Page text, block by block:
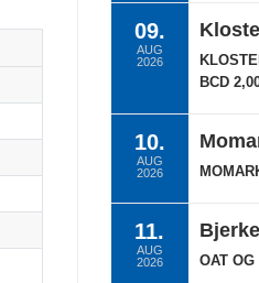
09.
AUG
2026
BCD
10.
AUG
2026
11.
AUG
2026
OAT